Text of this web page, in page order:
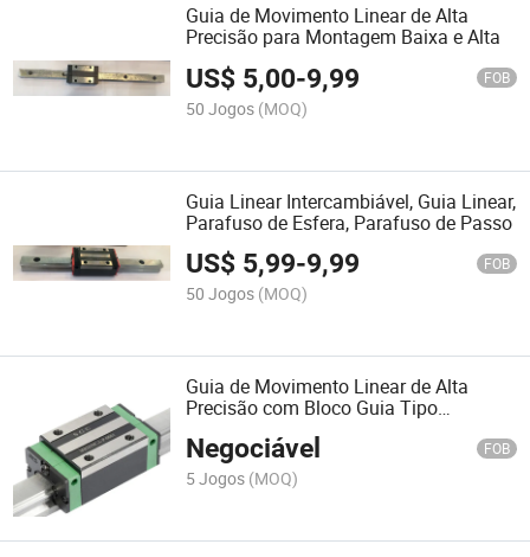
Guia de Movimento Linear de Alta
Precisão para Montagem Baixa e Alta
US$ 5,00-9,99 FOB
50 Jogos (MOQ)
Guia Linear Intercambiável, Guia Linear,
Parafuso de Esfera, Parafuso de Passo
US$ 5,99-9,99 FOB
50 Jogos (MOQ)
Guia de Movimento Linear de Alta
Precisão com Bloco Guia Tipo
Negociável FOB
5 Jogos (MOQ)